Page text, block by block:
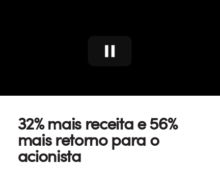
32% mais receita e 56%
mais retorno para o
acionista